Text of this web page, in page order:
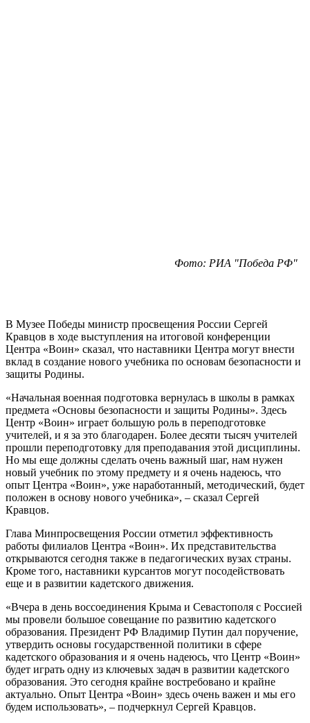
Фото: РИА "Победа РФ"
В Музее Победы министр просвещения России Сергей
Кравцов в ходе выступления на итоговой конференции
Центра «Воин» сказал, что наставники Центра могут внести
вклад в создание нового учебника по основам безопасности и
защиты Родины.
«Начальная военная подготовка вернулась в школы в рамках
предмета «Основы безопасности и защиты Родины». Здесь
Центр «Воин» играет большую роль в переподготовке
учителей, и я за это благодарен. Более десяти тысяч учителей
прошли переподготовку для преподавания этой дисциплины.
Но мы еще должны сделать очень важный шаг, нам нужен
новый учебник по этому предмету и я очень надеюсь, что
опыт Центра «Воин», уже наработанный, методический, будет
положен в основу нового учебника», – сказал Сергей
Кравцов.
Глава Минпросвещения России отметил эффективность
работы филиалов Центра «Воин». Их представительства
открываются сегодня также в педагогических вузах страны.
Кроме того, наставники курсантов могут посодействовать
еще и в развитии кадетского движения.
«Вчера в день воссоединения Крыма и Севастополя с Россией
мы провели большое совещание по развитию кадетского
образования. Президент РФ Владимир Путин дал поручение,
утвердить основы государственной политики в сфере
кадетского образования и я очень надеюсь, что Центр «Воин»
будет играть одну из ключевых задач в развитии кадетского
образования. Это сегодня крайне востребовано и крайне
актуально. Опыт Центра «Воин» здесь очень важен и мы его
будем использовать», – подчеркнул Сергей Кравцов.